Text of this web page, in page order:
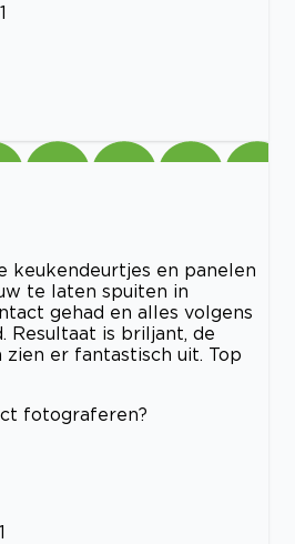
keukendeurtjes en panelen
te laten spuiten in
gehad en alles volgens
Resultaat is briljant, de
er fantastisch uit. Top
fotograferen?